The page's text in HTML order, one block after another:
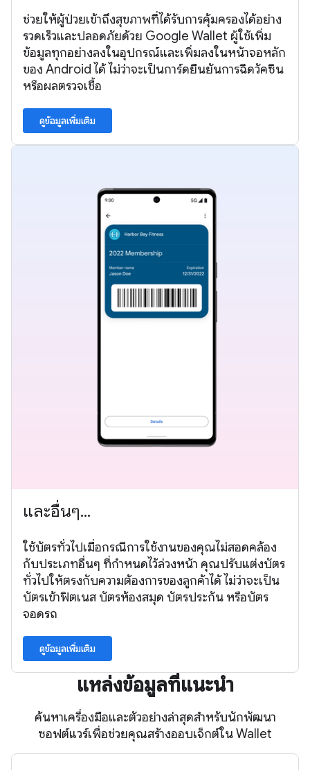
ช่วยให้ผู้ป่วยเข้าถึงสุขภาพที่ได้รับการคุ้มครองได้อย่าง
รวดเร็วและปลอดภัยด้วย Google Wallet ผู้ใช้เพิ่ม
ข้อมูลทุกอย่างลงในอุปกรณ์และเพิ่มลงในหน้าจอหลัก
ของ Android ได้ ไม่ว่าจะเป็นการ์ดยืนยันการฉีดวัคซีน
หรือผลตรวจเชื้อ
ดูข้อมูลเพิ่มเติม
และอื่นๆ...
ใช้บัตรทั่วไปเมื่อกรณีการใช้งานของคุณไม่สอดคล้อง
กับประเภทอื่นๆ ที่กำหนดไว้ล่วงหน้า คุณปรับแต่งบัตร
ทั่วไปให้ตรงกับความต้องการของลูกค้าได้ ไม่ว่าจะเป็น
บัตรเข้าฟิตเนส บัตรห้องสมุด บัตรประกัน หรือบัตร
จอดรถ
ดูข้อมูลเพิ่มเติม
แหล่งข้อมูลที่แนะนำ
ค้นหาเครื่องมือและตัวอย่างล่าสุดสำหรับนักพัฒนา
ซอฟต์แวร์เพื่อช่วยคุณสร้างออบเจ็กต์ใน Wallet